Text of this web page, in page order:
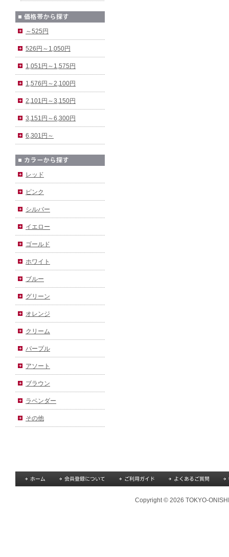
～525円
526円～1,050円
1,051円～1,575円
1,576円～2,100円
2,101円～3,150円
3,151円～6,300円
6,301円～
レッド
ピンク
シルバー
イエロー
ゴールド
ホワイト
ブルー
グリーン
オレンジ
クリーム
パープル
アソート
ブラウン
ラベンダー
その他
Copyright © 2026 TOKYO-